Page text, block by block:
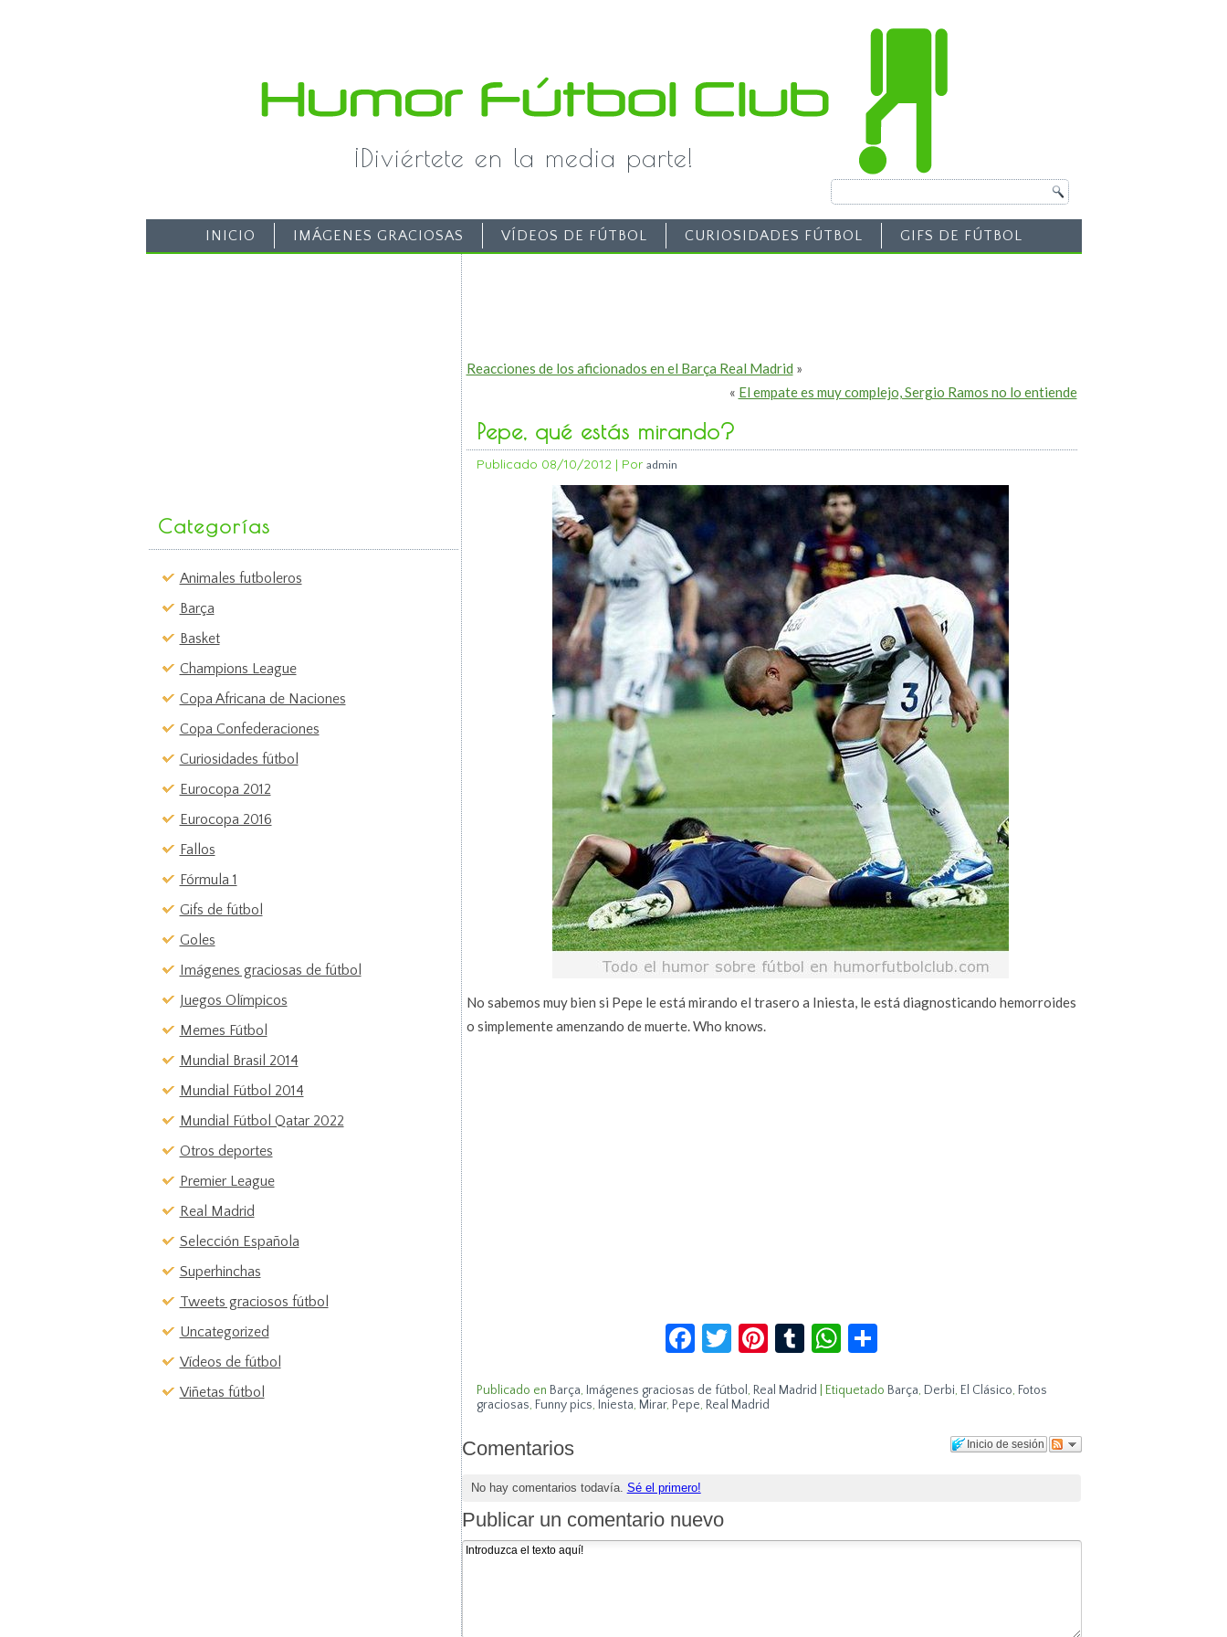
¡Diviértete en la media parte!
INICIO IMÁGENES GRACIOSAS VÍDEOS DE FÚTBOL CURIOSIDADES FÚTBOL GIFS DE FÚTBOL
Categorías
Animales futboleros
Barça
Basket
Champions League
Copa Africana de Naciones
Copa Confederaciones
Curiosidades fútbol
Eurocopa 2012
Eurocopa 2016
Fallos
Fórmula 1
Gifs de fútbol
Goles
Imágenes graciosas de fútbol
Juegos Olímpicos
Memes Fútbol
Mundial Brasil 2014
Mundial Fútbol 2014
Mundial Fútbol Qatar 2022
Otros deportes
Premier League
Real Madrid
Selección Española
Superhinchas
Tweets graciosos fútbol
Uncategorized
Vídeos de fútbol
Viñetas fútbol
Reacciones de los aficionados en el Barça Real Madrid »
« El empate es muy complejo, Sergio Ramos no lo entiende
Pepe, qué estás mirando?
Publicado 08/10/2012| Por admin
No sabemos muy bien si Pepe le está mirando el trasero a Iniesta, le está diagnosticando hemorroides
o simplemente amenzando de muerte. Who knows.
Facebook
Twitter
Pinterest
TumblrWhatsApp
Publicado en Barça, Imágenes graciosas de fútbol , Real Madrid Etiquetado Barça, Derbi, El Clásico, Fotos
graciosas, Funny pics, Iniesta, Mirar, Pepe, Real Madrid
Inicio de sesión
Comentarios
No hay comentarios todavía. Sé el primero!
Publicar un comentario nuevo